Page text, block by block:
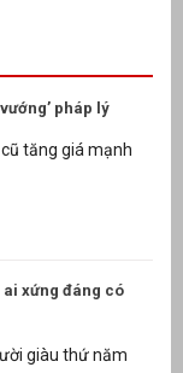
pháp lý
tăng giá mạnh
xứng đáng có
giàu thứ năm